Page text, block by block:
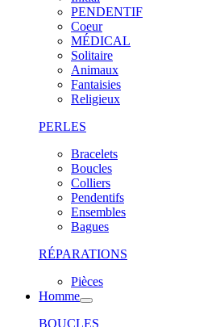
PENDENTIF
Coeur
MÉDICAL
Solitaire
Animaux
Fantaisies
Religieux
PERLES
Bracelets
Boucles
Colliers
Pendentifs
Ensembles
Bagues
RÉPARATIONS
Pièces
Homme
BOUCLES